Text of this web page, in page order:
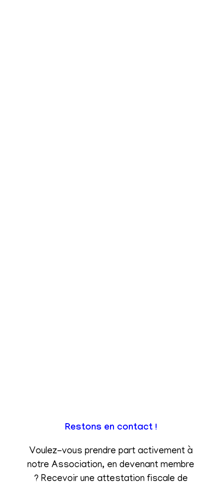
Restons en contact !
Voulez-vous prendre part activement à
notre Association, en devenant membre
? Recevoir une attestation fiscale de